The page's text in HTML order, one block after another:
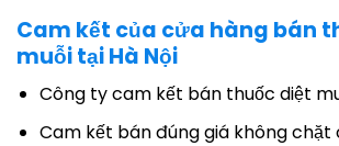
Cam kết của cửa hàng bán
muỗi tại Hà Nội
Công ty cam kết bán thuốc diệt
Cam kết bán đúng giá không